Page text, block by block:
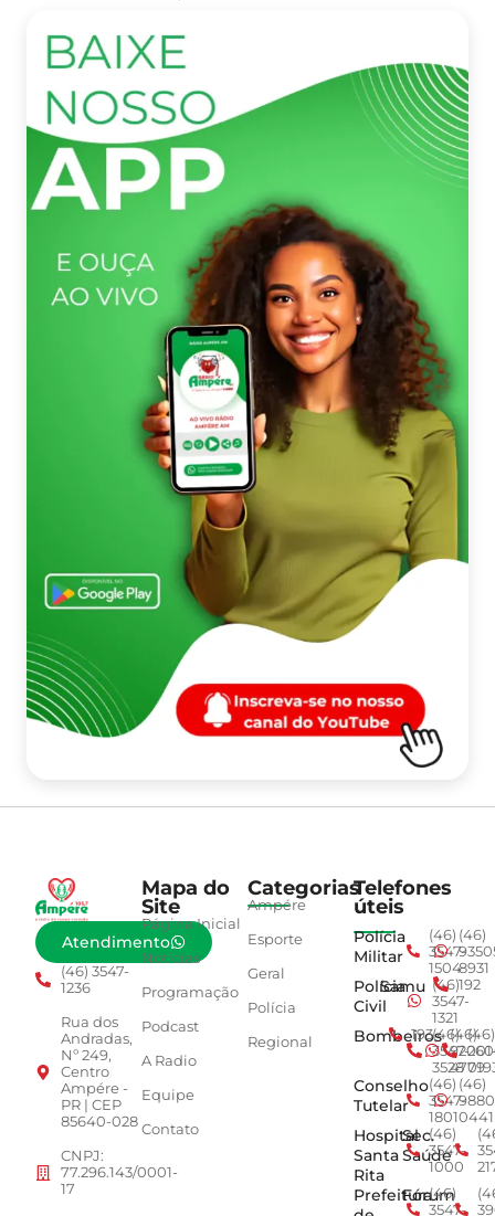
Atendimento
(46) 3547-
1236
Rua dos
Andradas,
Nº 249,
Centro
Ampére -
PR | CEP
85640-028
CNPJ:
77.296.143/0001-
17
Mapa do
Site
Página Inicial
Notícias
Programação
Podcast
A Radio
Equipe
Contato
Categorias
Ampére
Esporte
Geral
Polícia
Regional
Telefones
úteis
Polícia
Militar
(46)
3547-
1504
(46)
8931
Polícia
Civil
Samu (46)
3547-
1321
192
Bombeiros
193(46)
3547-
3528
(46)
4779
(46)
Conselho
Tutelar
(46)
3547-
1801
(46)
0441
Hospital
Santa
Rita
Sec.
Saúde
(46)
3547-
1000
Prefeitura
Fórum
(46)
3547-